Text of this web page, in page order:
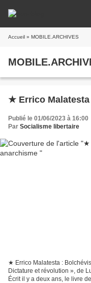
Accueil » MOBILE.ARCHIVES
★ Errico
Publié le 01/06/2023 à 16:00
Par Socialisme libertaire
★ Errico Malatesta :
Dictature et révolution », de
Écrit il y a deux ans, le livre